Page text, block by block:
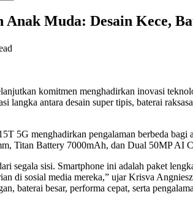
Muda: Desain Kece,
komitmen menghadirkan inovasi
langka antara desain super tipis, baterai
5G menghadirkan pengalaman berbeda
Titan Battery 7000mAh, dan Dual 50MP AI
segala sisi. Smartphone ini adalah paket
di sosial media mereka,” ujar Krisva
baterai besar, performa cepat, serta